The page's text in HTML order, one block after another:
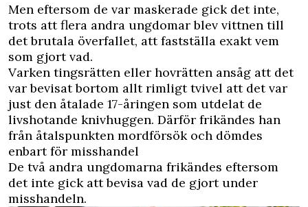
Men eftersom de var maskerade gick det inte,
trots att flera andra ungdomar blev vittnen till
det brutala överfallet, att fastställa exakt vem
som gjort vad.
Varken tingsrätten eller hovrätten ansåg att det
var bevisat bortom allt rimligt tvivel att det var
just den åtalade 17-åringen som utdelat de
livshotande knivhuggen. Därför frikändes han
från åtalspunkten mordförsök och dömdes
enbart för misshandel
De två andra ungdomarna frikändes eftersom
det inte gick att bevisa vad de gjort under
misshandeln.